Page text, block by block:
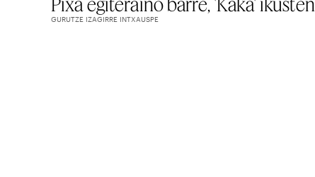
GURUTZE IZAGIRRE INTXAUSPE